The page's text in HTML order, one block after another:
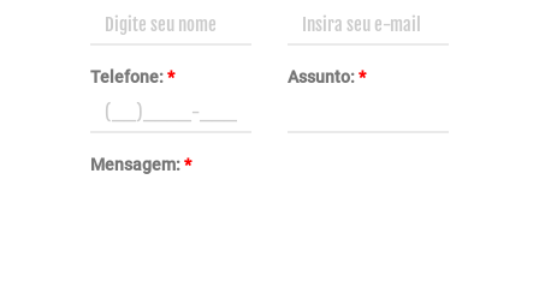
Telefone:* Assunto:*
Mensagem:*